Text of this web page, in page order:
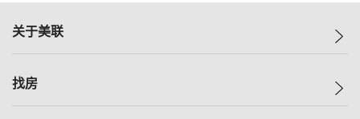
关于美联
美联集团
找房